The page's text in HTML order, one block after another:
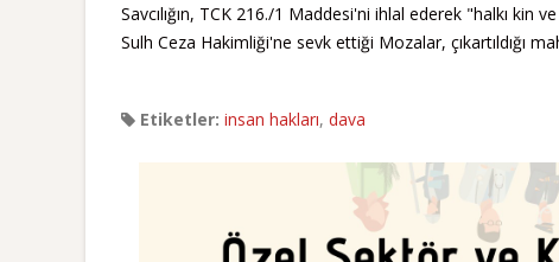
Savcılığın, TCK 216./1 Maddesi'ni ihlal ederek "halkı
Sulh Ceza Hakimliği'ne sevk ettiği Mozalar, çıkartıldığı
Etiketler: insan hakları, dava